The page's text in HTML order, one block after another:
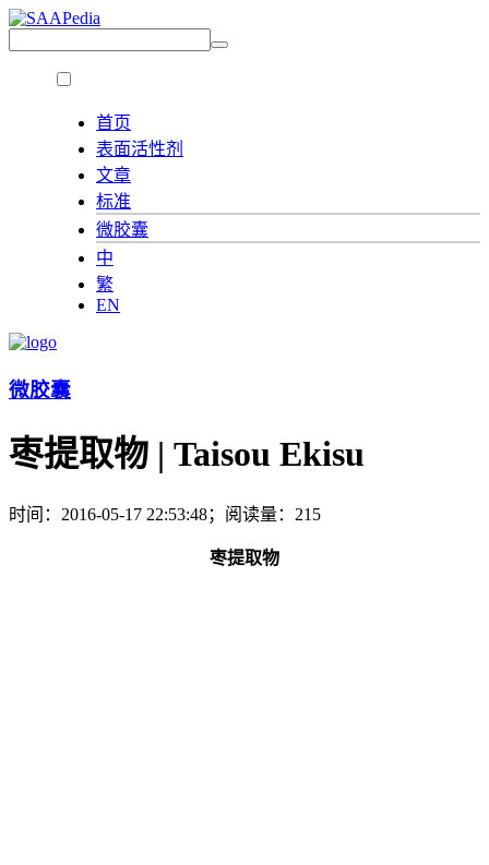
首页
表面活性剂
文章
标准
微胶囊
中
繁
EN
微胶囊
枣提取物 | Taisou Ekisu
时间：2016-05-17 22:53:48；阅读量：215
枣提取物